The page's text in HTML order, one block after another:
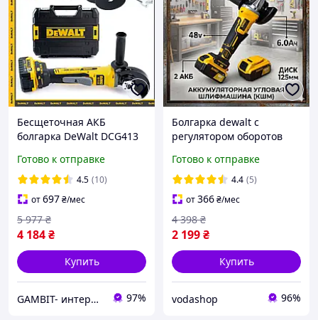
Бесщеточная АКБ
болгарка DeWalt DCG413
угловая шлифмашина
Деволт 125мм в кейсе gt
Готово к отправке
4.5 (10)
от697₴/мес
4 184₴
5 977 ₴
Купить
GAMBIT- интернет магазин товаров для дома 97%
Болгарка dewalt с
регулятором оборотов
для профессионального
использования АКБ
болгарки ушм 125 мм
Готово к отправке
4.4 (5)
от366₴/мес
2 199₴
4 398 ₴
Купить
vodashop 96%